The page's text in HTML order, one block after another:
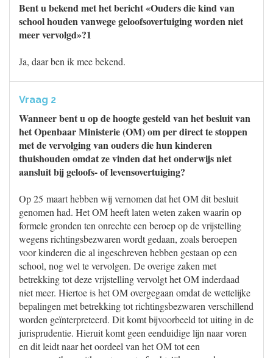
Bent u bekend met het bericht «Ouders die kind van
school houden vanwege geloofsovertuiging worden niet
meer vervolgd»?1
Ja, daar ben ik mee bekend.
Vraag 2
Wanneer bent u op de hoogte gesteld van het besluit van
het Openbaar Ministerie (OM) om per direct te stoppen
met de vervolging van ouders die hun kinderen
thuishouden omdat ze vinden dat het onderwijs niet
aansluit bij geloofs- of levensovertuiging?
Op 25 maart hebben wij vernomen dat het OM dit besluit
genomen had. Het OM heeft laten weten zaken waarin op
formele gronden ten onrechte een beroep op de vrijstelling
wegens richtingsbezwaren wordt gedaan, zoals beroepen
voor kinderen die al ingeschreven hebben gestaan op een
school, nog wel te vervolgen. De overige zaken met
betrekking tot deze vrijstelling vervolgt het OM inderdaad
niet meer. Hiertoe is het OM overgegaan omdat de wettelijke
bepalingen met betrekking tot richtingsbezwaren verschillend
worden geïnterpreteerd. Dit komt bijvoorbeeld tot uiting in de
jurisprudentie. Hieruit komt geen eenduidige lijn naar voren
en dit leidt naar het oordeel van het OM tot een